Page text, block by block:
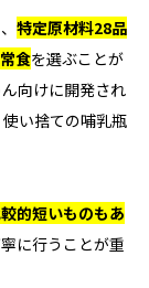
特定原材料28品
食を選ぶことが
向けに開発され
い捨ての哺乳瓶
的短いものもあ
に行うことが重